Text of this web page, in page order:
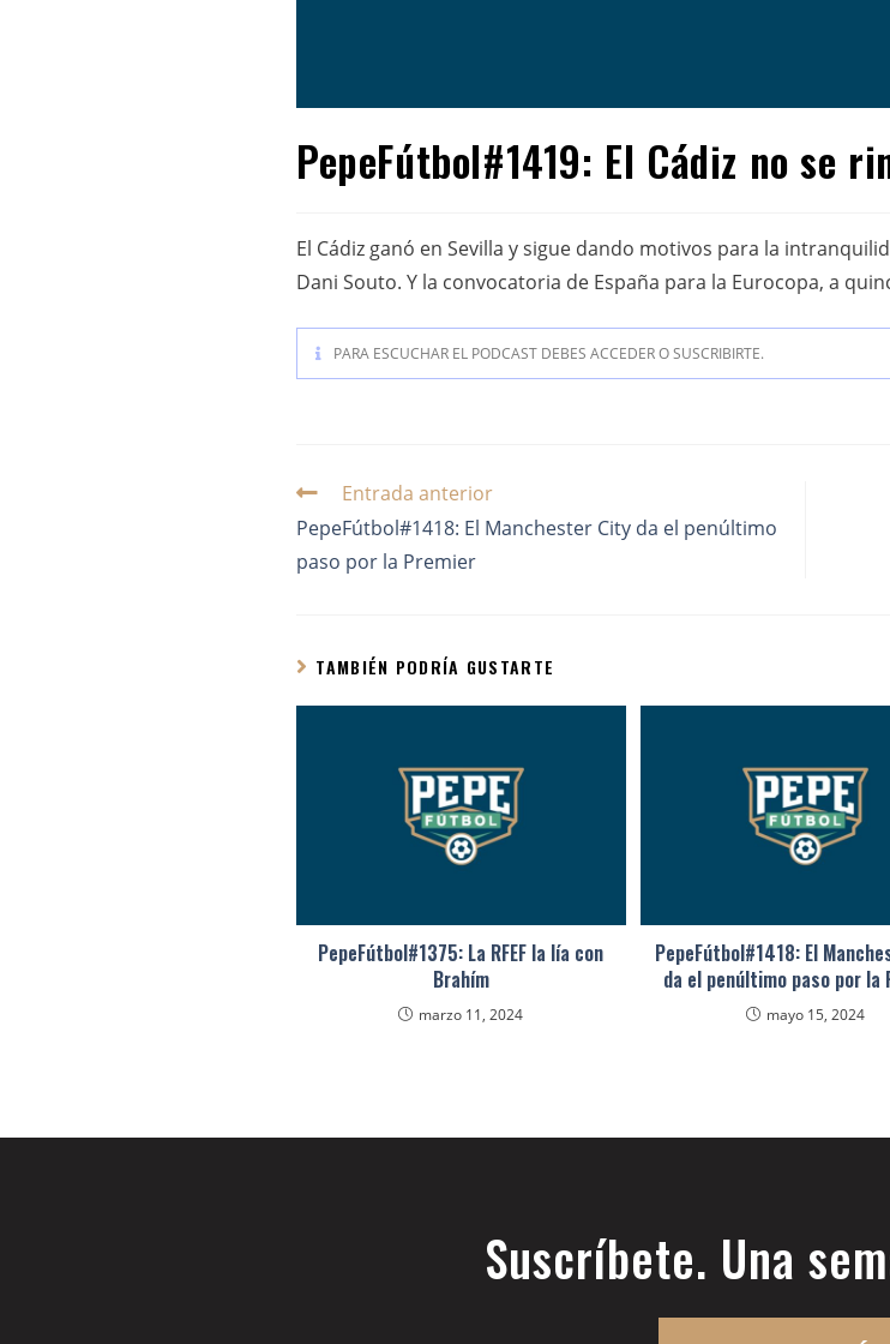
PepeFútbol#1419: El Cádiz no se
El Cádiz ganó en Sevilla y sigue dando motivos para la
Dani Souto. Y la convocatoria de España para la Eurocopa, a
PARA ESCUCHAR EL PODCAST DEBES ACCEDER O SUSCRIBIRTE.
Entrada anterior
PepeFútbol#1418: El Manchester City da el penúltimo
paso por la Premier
TAMBIÉN PODRÍA GUSTARTE
PepeFútbol#1375: La RFEF la lía con
Brahím
marzo 11, 2024
PepeFútbol#1418: El
da el penúltimo paso por la
mayo 15, 2024
Suscríbete. Una